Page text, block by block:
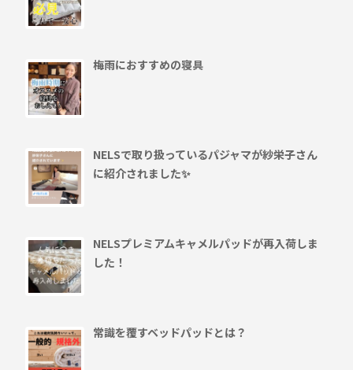
梅雨におすすめの寝具
NELSで取り扱っているパジャマが紗栄子さん
に紹介されました✨
NELSプレミアムキャメルパッドが再入荷しま
した！
常識を覆すベッドパッドとは？